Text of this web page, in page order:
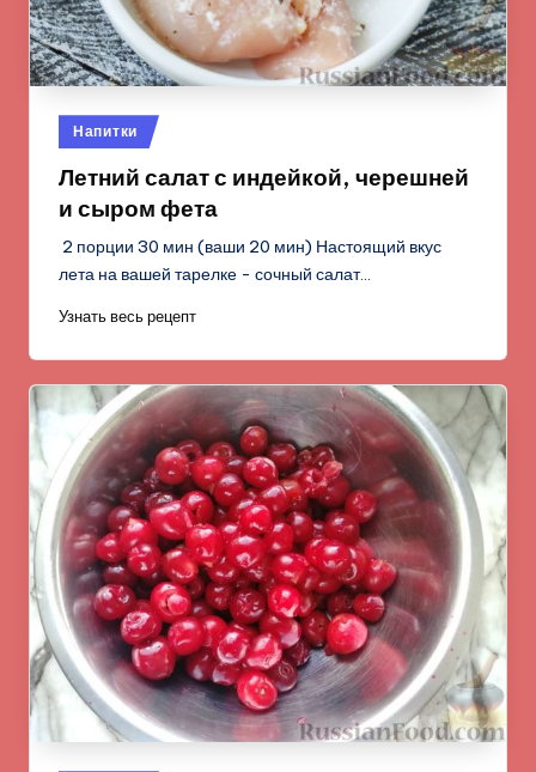
Опубликовано
в
Напитки
Летний салат с индейкой, черешней
и сыром фета
2 порции 30 мин (ваши 20 мин) Настоящий вкус
лета на вашей тарелке - сочный салат…
Узнать весь рецепт